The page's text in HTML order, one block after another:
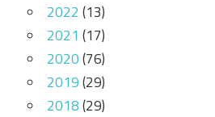
2022 (13)
2021 (17)
2020(76)
2019(29)
2018(29)